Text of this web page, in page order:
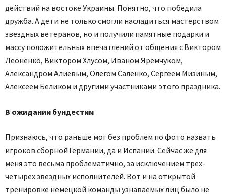
действий на востоке Украины. Понятно, что победила
дружба. А дети не только смогли насладиться мастерством
звездных ветеранов, но и получили памятные подарки и
массу положительных впечатлений от общения с Виктором
Леоненко, Виктором Хлусом, Иваном Яремчуком,
Александром Алиевым, Олегом Саленко, Сергеем Мизиным,
Алексеем Беликом и другими участниками этого праздника.
В ожидании бундестим
Признаюсь, что раньше мог без проблем по фото назвать
игроков сборной Германии, да и Испании. Сейчас же для
меня это весьма проблематично, за исключением трех-
четырех звездных исполнителей. Вот и на открытой
тренировке немецкой команды узнаваемых лиц было не